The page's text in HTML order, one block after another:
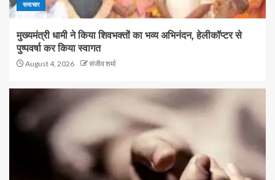
समाचार
मुख्यमंत्री धामी ने किया शिवभक्तों का भव्य अभिनंदन, हेलीकॉप्टर से
पुष्पवर्षा कर किया स्वागत
August 4, 2026 संजीव शर्मा